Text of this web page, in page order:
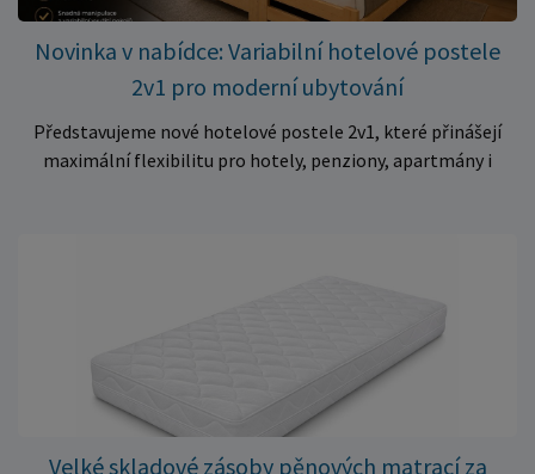
Novinka v nabídce: Variabilní hotelové postele
2v1 pro moderní ubytování
Představujeme nové hotelové postele 2v1, které přinášejí
maximální flexibilitu pro hotely, penziony, apartmány i
stabilitu a dlouhou životnost. Robustní konstrukce z
kvalitního masivního dřeva zajistí spolehlivé používání i při
každodenním zatížení v komerčních provozech. Hlavní
výhody hotelových postelí ✔ Možnost spojení do manželské
Velké skladové zásoby pěnových matrací za